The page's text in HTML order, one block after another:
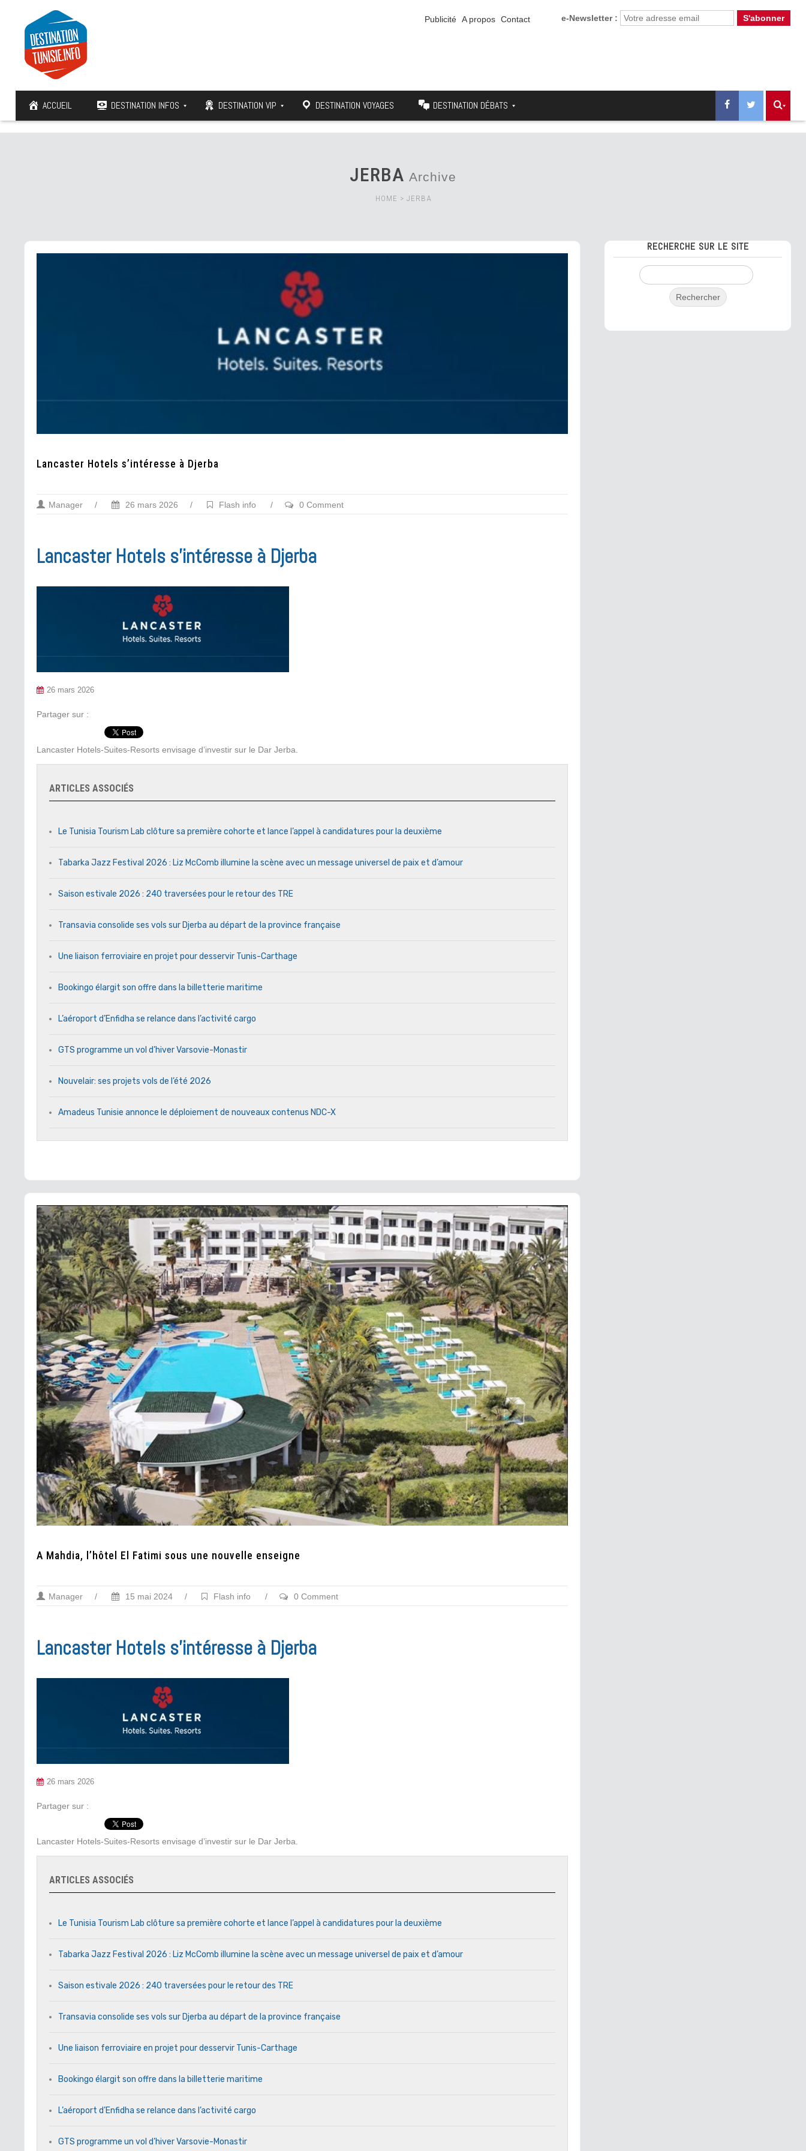
e-Newsletter :
Publicité A propos Contact
ACCUEIL DESTINATION INFOS DESTINATION VIP DESTINATION VOYAGES DESTINATION DÉBATS
JERBA Archive
HOME > JERBA
Lancaster Hotels s’intéresse à Djerba
Manager / 26 mars 2026 / Flash info / 0 Comment
Lancaster Hotels s’intéresse à Djerba
26 mars 2026
Partager sur :
Lancaster Hotels-Suites-Resorts envisage d’investir sur le Dar Jerba.
ARTICLES ASSOCIÉS
Le Tunisia Tourism Lab clôture sa première cohorte et lance l’appel à candidatures pour la deuxième
Tabarka Jazz Festival 2026 : Liz McComb illumine la scène avec un message universel de paix et d’amour
Saison estivale 2026 : 240 traversées pour le retour des TRE
Transavia consolide ses vols sur Djerba au départ de la province française
Une liaison ferroviaire en projet pour desservir Tunis-Carthage
Bookingo élargit son offre dans la billetterie maritime
L’aéroport d’Enfidha se relance dans l’activité cargo
GTS programme un vol d’hiver Varsovie-Monastir
Nouvelair: ses projets vols de l’été 2026
Amadeus Tunisie annonce le déploiement de nouveaux contenus NDC-X
A Mahdia, l’hôtel El Fatimi sous une nouvelle enseigne
Manager / 15 mai 2024 / Flash info / 0 Comment
Lancaster Hotels s’intéresse à Djerba
26 mars 2026
Partager sur :
Lancaster Hotels-Suites-Resorts envisage d’investir sur le Dar Jerba.
ARTICLES ASSOCIÉS
Le Tunisia Tourism Lab clôture sa première cohorte et lance l’appel à candidatures pour la deuxième
Tabarka Jazz Festival 2026 : Liz McComb illumine la scène avec un message universel de paix et d’amour
Saison estivale 2026 : 240 traversées pour le retour des TRE
Transavia consolide ses vols sur Djerba au départ de la province française
Une liaison ferroviaire en projet pour desservir Tunis-Carthage
Bookingo élargit son offre dans la billetterie maritime
L’aéroport d’Enfidha se relance dans l’activité cargo
GTS programme un vol d’hiver Varsovie-Monastir
RECHERCHE SUR LE SITE